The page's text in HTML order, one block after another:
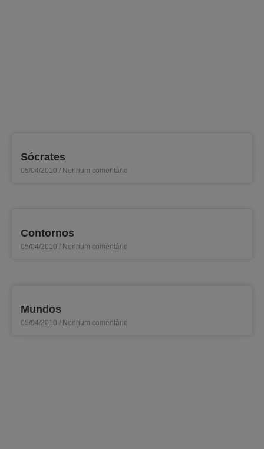
Sócrates
05/04/2010 Nenhum comentário
Contornos
05/04/2010 Nenhum comentário
Mundos
05/04/2010 Nenhum comentário